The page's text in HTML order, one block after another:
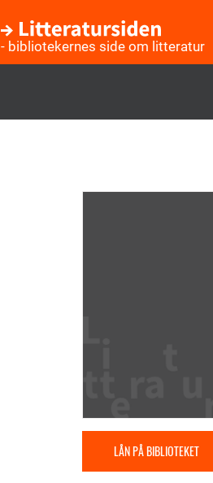
- bibliotekernes side om litteratur
LÅN PÅ BIBLIOTEKET